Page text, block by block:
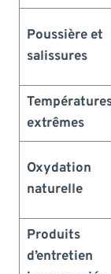
Poussière et
salissures
extrêmes
Oxydation
naturelle
Produits
d’entretien